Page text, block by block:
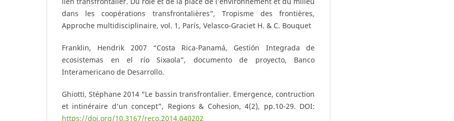
dans les coopérations transfrontalières”, Tropisme des frontières,
Approche multidisciplinaire, vol. 1, París, Velasco-Graciet H. & C. Bouquet
Franklin, Hendrik 2007 “Costa Rica-Panamá, Gestión Integrada de
ecosistemas en el río Sixaola”, documento de proyecto, Banco
Interamericano de Desarrollo.
Ghiotti, Stéphane 2014 “Le bassin transfrontalier. Emergence, contruction
et intinéraire d’un concept”, Regions & Cohesion, 4(2), pp.10-29. DOI:
https://doi.org/10.3167/reco.2014.040202